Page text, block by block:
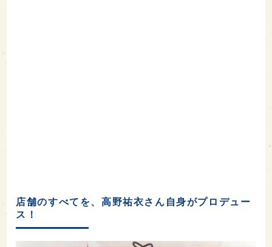
店舗のすべてを、高野祐衣さん自身がプロデュー
ス！